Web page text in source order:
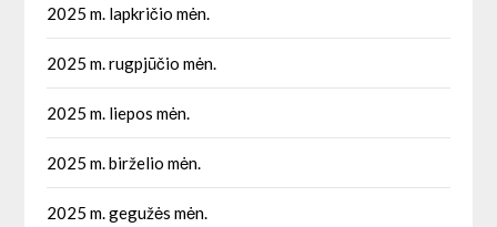
2025 m. lapkričio mėn.
2025 m. rugpjūčio mėn.
2025 m. liepos mėn.
2025 m. birželio mėn.
2025 m. gegužės mėn.